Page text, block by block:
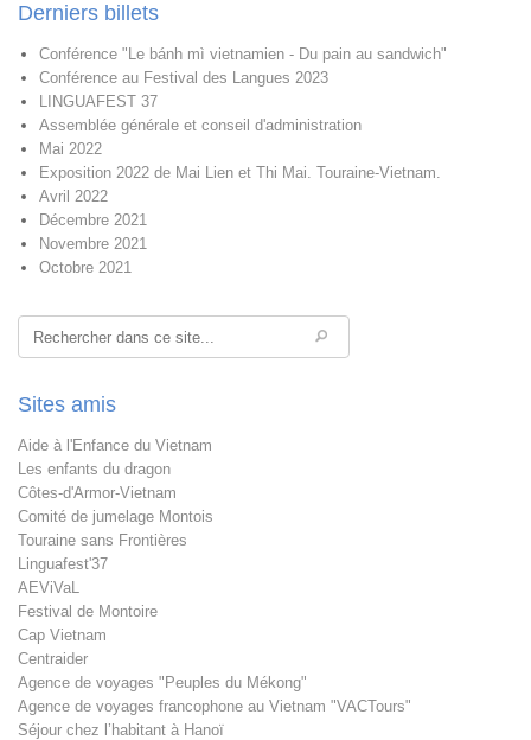
Derniers billets
Conférence "Le bánh mì vietnamien - Du pain au sandwich"
Conférence au Festival des Langues 2023
LINGUAFEST 37
Assemblée générale et conseil d'administration
Mai 2022
Exposition 2022 de Mai Lien et Thi Mai. Touraine-Vietnam.
Avril 2022
Décembre 2021
Novembre 2021
Octobre 2021
Rechercher
Sites amis
Aide à l'Enfance du Vietnam
Les enfants du dragon
Côtes-d'Armor-Vietnam
Comité de jumelage Montois
Touraine sans Frontières
Linguafest'37
AEViVaL
Festival de Montoire
Cap Vietnam
Centraider
Agence de voyages "Peuples du Mékong"
Agence de voyages francophone au Vietnam "VACTours"
Séjour chez l’habitant à Hanoï